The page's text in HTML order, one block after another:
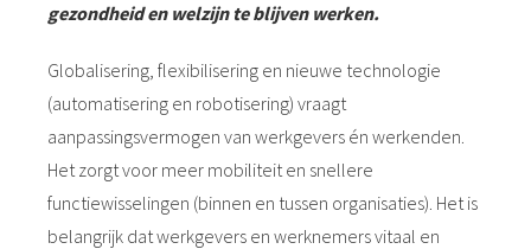
gezondheid en welzijn te blijven werken.
Globalisering, flexibilisering en nieuwe technologie
(automatisering en robotisering) vraagt
aanpassingsvermogen van werkgevers én werkenden.
Het zorgt voor meer mobiliteit en snellere
functiewisselingen (binnen en tussen organisaties). Het is
belangrijk dat werkgevers en werknemers vitaal en
gebruikt
te